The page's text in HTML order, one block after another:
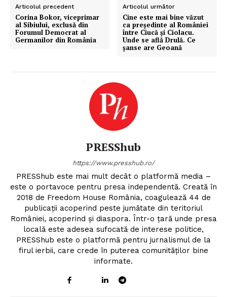
Articolul precedent
Corina Bokor, viceprimar
al Sibiului, exclusă din
Forumul Democrat al
Germanilor din România
Articolul următor
Cine este mai bine văzut
ca președinte al României
între Ciucă și Ciolacu.
Unde se află Drulă. Ce
șanse are Geoană
PRESShub
https://www.presshub.ro/
PRESShub este mai mult decât o platformă media –
este o portavoce pentru presa independentă. Creată în
2018 de Freedom House România, coagulează 44 de
publicații acoperind peste jumătate din teritoriul
României, acoperind și diaspora. Într-o țară unde presa
locală este adesea sufocată de interese politice,
PRESShub este o platformă pentru jurnalismul de la
firul ierbii, care crede în puterea comunităților bine
informate.